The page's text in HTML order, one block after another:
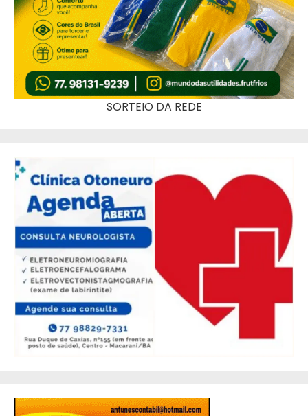
SORTEIO DA REDE